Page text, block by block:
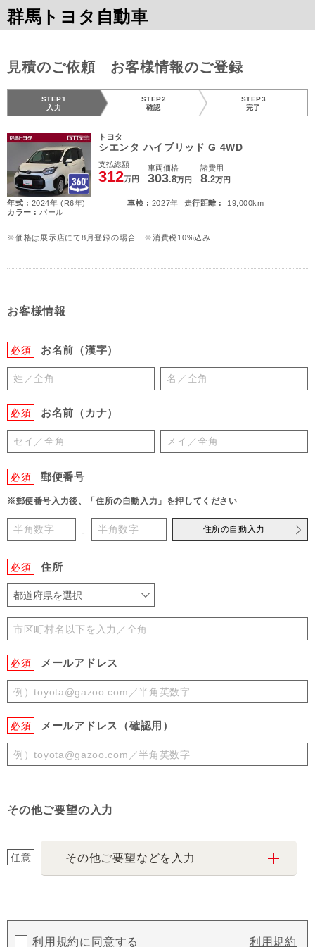
群馬トヨタ自動車
見積のご依頼 お客様情報のご登録
STEP1
入力
STEP2
確認
STEP3
完了
トヨタ
シエンタ ハイブリッド G 4WD
支払総額
312万円
車両価格
303.8万円
諸費用
8.2万円
年式 : 2024年 (R6年) 車検 : 2027年 走行距離 :
19,000km
カラー : パール
※価格は展示店にて8月登録の場合 ※消費税10%込み
お客様情報
必須 お名前（漢字）
必須 お名前（カナ）
必須 郵便番号
※郵便番号入力後、「住所の自動入力」を押してください
- 住所の自動入力
必須 住所
都道府県を選択
必須 メールアドレス
必須 メールアドレス（確認用）
その他ご要望の入力
任意 その他ご要望などを入力
利用規約に同意する 利用規約